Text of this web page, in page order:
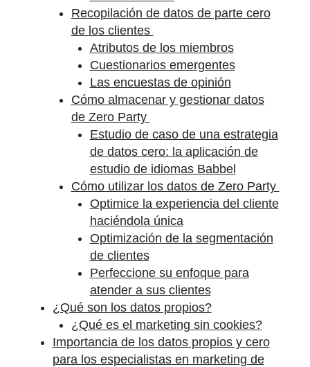
Recopilación de datos de parte cero
de los clientes
Atributos de los miembros
Cuestionarios emergentes
Las encuestas de opinión
Cómo almacenar y gestionar datos
de Zero Party
Estudio de caso de una estrategia
de datos cero: la aplicación de
estudio de idiomas Babbel
Cómo utilizar los datos de Zero Party
Optimice la experiencia del cliente
haciéndola única
Optimización de la segmentación
de clientes
Perfeccione su enfoque para
atender a sus clientes
¿Qué son los datos propios?
¿Qué es el marketing sin cookies?
Importancia de los datos propios y cero
para los especialistas en marketing de